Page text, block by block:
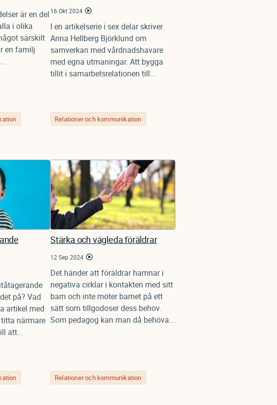
är en del
i olika
särskilt
en familj
16 Okt 2024
I en artikelserie i sex delar skriver
Anna Hellberg Björklund om
samverkan med vårdnadshavare
med egna utmaningar. Att bygga
tillit i samarbetsrelationen till...
Relationer och kommunikation
på? Vad
artikel med
närmare
att...
Stärka och vägleda föräldrar
12 Sep 2024
Det händer att föräldrar hamnar i
negativa cirklar i kontakten med sitt
barn och inte möter barnet på ett
sätt som tillgodoser dess behov.
Som pedagog kan man då behöva...
Relationer och kommunikation